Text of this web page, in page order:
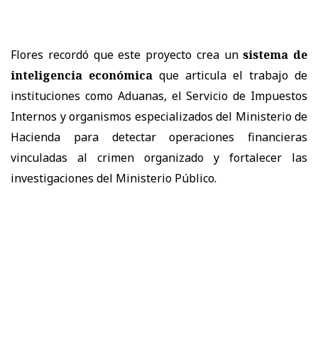
Flores recordó que este proyecto crea unsistema de
inteligencia económica que articula el trabajo de
instituciones como Aduanas, el Servicio de Impuestos
Internos y organismos especializados del Ministerio de
Hacienda para detectar operaciones financieras
vinculadas al crimen organizado y fortalecer las
investigaciones del Ministerio Público.